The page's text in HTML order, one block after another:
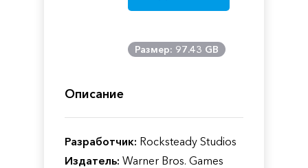
Размер: 97.43 GB
Описание
Разработчик: Rocksteady Studios
Издатель: Warner Bros. Games